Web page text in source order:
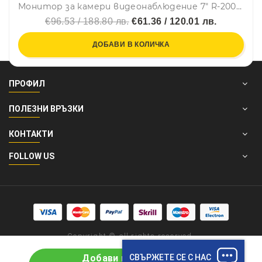
Добави в количката
Монитор за камери видеонаблюдение 7" R-2004T 4 канала
€96.53 / 188.80 лв.€61.36 / 120.01 лв.
ДОБАВИ В КОЛИЧКА
ПРОФИЛ
ПОЛЕЗНИ ВРЪЗКИ
КОНТАКТИ
FOLLOW US
Copyright © all rights reserved.
СВЪРЖЕТЕ СЕ С НАС